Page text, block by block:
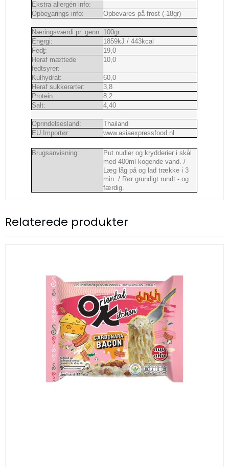
Ekstra allergén info:
Opbevarings info: Opbevares på frost (-18gr)
Næringsværdi pr. genn. 100gr.
Energi:
1859kJ / 443kcal
Fedt:
19,0
Heraf mættede
fedtsyrer:
10,0
Kulhydrat:
60,0
Heraf sukkerarter:
3,8
Protein:
8,2
Salt:
4,40
Oprindelsesland:
Thailand
EU Importør:
www.asiaexpressfood.nl
Brugsanvisning:
Put nudler og krydderier i skål
med 400ml kogende vand. /
Læg låg på og lad trække i 3
min. / Rør grundigt rundt - og
færdig.
Relaterede produkter